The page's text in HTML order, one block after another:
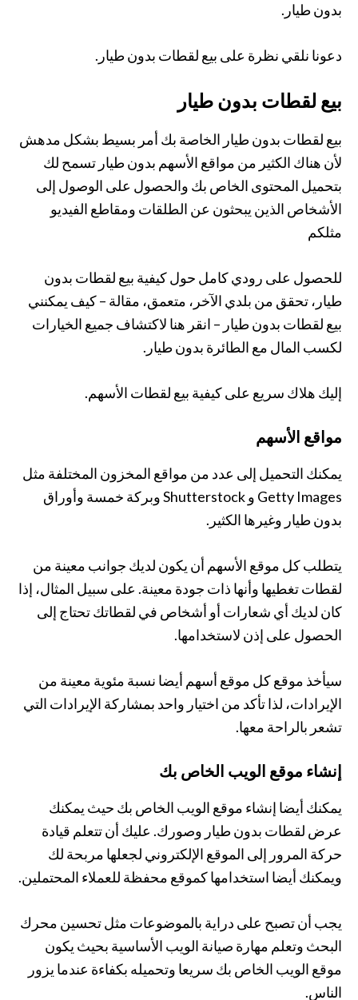
بدون طيار.
دعونا نلقي نظرة على بيع لقطات بدون طيار.
بيع لقطات بدون طيار
بيع لقطات بدون طيار الخاصة بك أمر بسيط بشكل مدهش
لأن هناك الكثير من مواقع الأسهم بدون طيار تسمح لك
بتحميل المحتوى الخاص بك والحصول على الوصول إلى
الأشخاص الذين يبحثون عن الطلقات ومقاطع الفيديو
مثلكم
للحصول على رودي كامل حول كيفية بيع لقطات بدون
طيار، تحقق من بلدي الآخر، متعمق، مقالة – كيف يمكنني
بيع لقطات بدون طيار – انقر هنا لاكتشاف جميع الخيارات
لكسب المال مع الطائرة بدون طيار.
إليك هلاك سريع على كيفية بيع لقطات الأسهم.
مواقع الأسهم
يمكنك التحميل إلى عدد من مواقع المخزون المختلفة مثل
Getty Images و Shutterstock وبركة خمسة وأوراق
بدون طيار وغيرها الكثير.
يتطلب كل موقع الأسهم أن يكون لديك جوانب معينة من
لقطات تغطيها وأنها ذات جودة معينة. على سبيل المثال، إذا
كان لديك أي شعارات أو أشخاص في لقطاتك تحتاج إلى
الحصول على إذن لاستخدامها.
سيأخذ موقع كل موقع أسهم أيضا نسبة مئوية معينة من
الإيرادات، لذا تأكد من اختيار واحد بمشاركة الإيرادات التي
تشعر بالراحة معها.
إنشاء موقع الويب الخاص بك
يمكنك أيضا إنشاء موقع الويب الخاص بك حيث يمكنك
عرض لقطات بدون طيار وصورك. عليك أن تتعلم قيادة
حركة المرور إلى الموقع الإلكتروني لجعلها مربحة لك
ويمكنك أيضا استخدامها كموقع محفظة للعملاء المحتملين.
يجب أن تصبح على دراية بالموضوعات مثل تحسين محرك
البحث وتعلم مهارة صيانة الويب الأساسية بحيث يكون
موقع الويب الخاص بك سريعا وتحميله بكفاءة عندما يزور
الناس.